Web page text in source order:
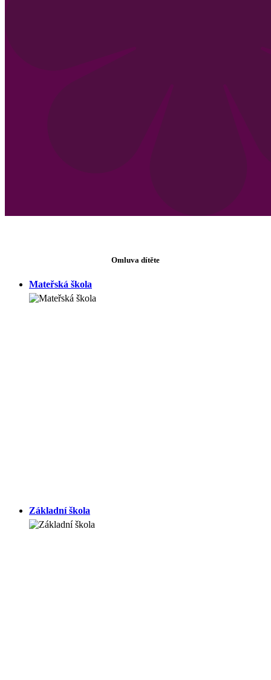
Omluva dítěte
Mateřská škola
Základní škola